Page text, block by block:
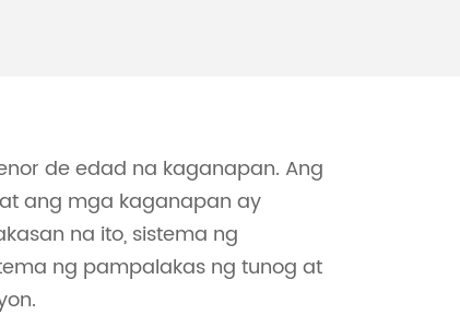
de edad na kaganapan. Ang
ang mga kaganapan ay
na ito, sistema ng
ng pampalakas ng tunog at